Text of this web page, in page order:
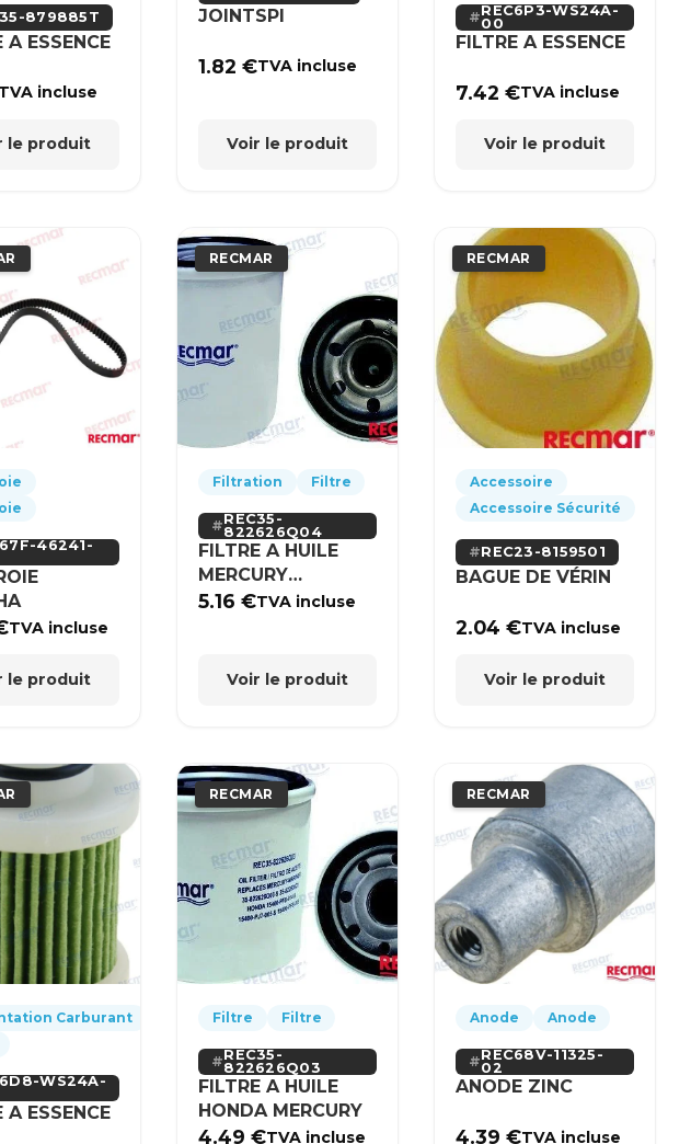
879885T
A ESSENCE
TVA incluse
le produit
JOINTSPI
1.82€TVA incluse
Voir le produit
REC6P3-WS24A-
00
FILTRE A ESSENCE
7.42€TVA incluse
Voir le produit
46241-
TVA incluse
le produit
RECMAR
Filtration Filtre
REC35-
822626Q04
FILTRE A HUILE
MERCURY
MERCRUISER
5.16€TVA incluse
Voir le produit
RECMAR
Accessoire
Accessoire Sécurité
REC23-8159501
BAGUE DE VÉRIN
2.04€TVA incluse
Voir le produit
Carburant
WS24A-
A ESSENCE
RECMAR
Filtre Filtre
REC35-
822626Q03
FILTRE A HUILE
HONDA MERCURY
4.49€TVA incluse
RECMAR
Anode Anode
REC68V-11325-
02
ANODE ZINC
4.39€TVA incluse